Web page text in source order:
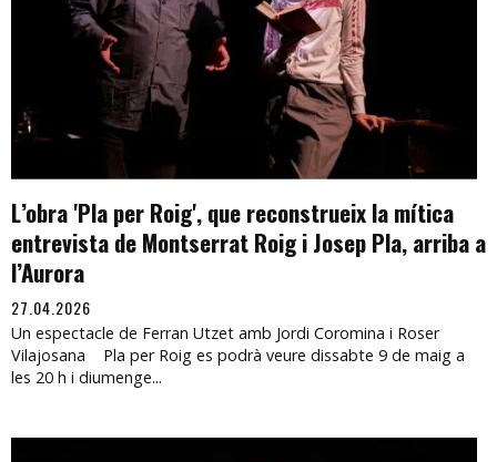
L’obra 'Pla per Roig', que reconstrueix la mítica
entrevista de Montserrat Roig i Josep Pla, arriba a
l’Aurora
27.04.2026
Un espectacle de Ferran Utzet amb Jordi Coromina i Roser
Vilajosana Pla per Roig es podrà veure dissabte 9 de maig a
les 20 h i diumenge...